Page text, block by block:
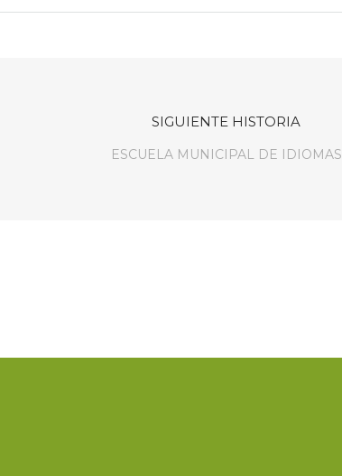
SIGUIENTE HISTORIA
ESCUELA MUNICIPAL DE IDIOMAS